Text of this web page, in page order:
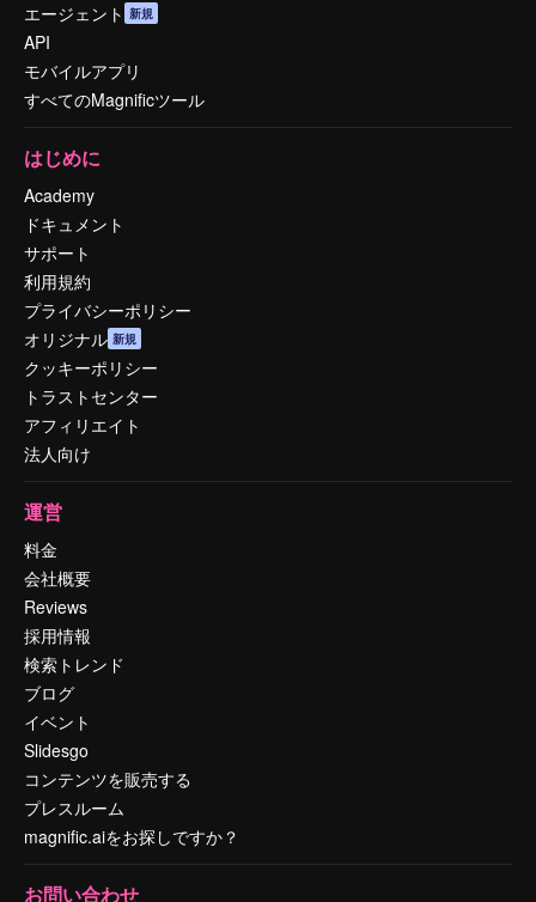
エージェント 新規
API
モバイルアプリ
すべてのMagnificツール
はじめに
Academy
ドキュメント
サポート
利用規約
プライバシーポリシー
オリジナル 新規
クッキーポリシー
トラストセンター
アフィリエイト
法人向け
運営
料金
会社概要
Reviews
採用情報
検索トレンド
ブログ
イベント
Slidesgo
コンテンツを販売する
プレスルーム
magnific.aiをお探しですか？
お問い合わせ